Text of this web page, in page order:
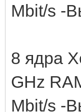
Mbit/s -
8 ядра
GHz
Mbit/s -